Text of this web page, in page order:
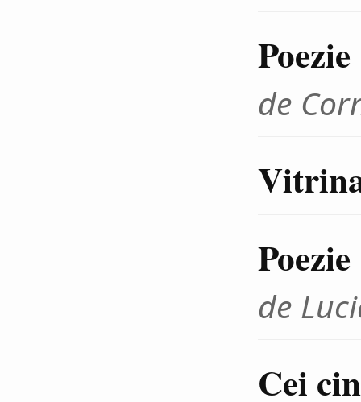
Poezie
de
Poezie
de
Cei